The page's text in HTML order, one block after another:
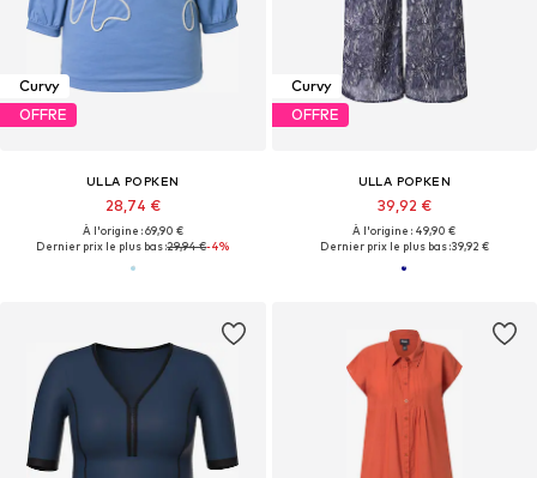
Curvy
OFFRE
ULLA POPKEN
28,74 €
À l'origine : 69,90 €
Dernier prix le plus bas :29,94 €-4%
Curvy
OFFRE
ULLA POPKEN
39,92 €
À l'origine : 49,90 €
Dernier prix le plus bas :39,92 €